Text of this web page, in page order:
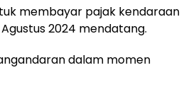
membayar pajak kendaraan
2024 mendatang.
dalam momen